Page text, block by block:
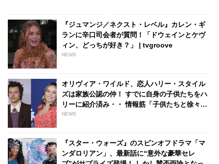
『ジュマンジ／ネクスト・レベル』カレン・ギ
ランに辛口司会者が質問！「ドウェインとケヴ
ィン、どっちが好き？」 | tvgroove
NEWS
オリヴィア・ワイルド、恋人ハリー・スタイル
ズは家族公認の仲！ すでに自身の子供たちをハ
リーに紹介済み・・ 情報筋「子供たちと徐々に
仲よくなってる」 - tvgroove
NEWS
『スター・ウォーズ』のスピンオフドラマ「マ
ンダロリアン」、最新話に“意外な豪華セレ